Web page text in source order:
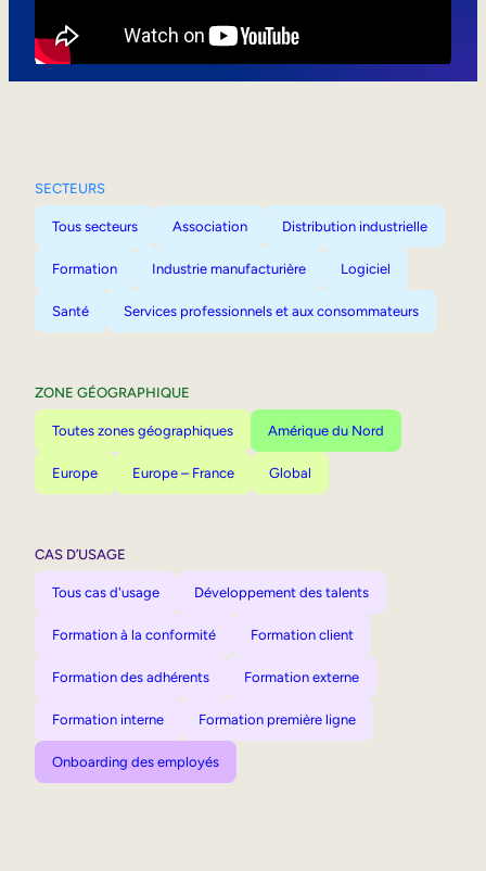
SECTEURS
Tous secteurs Association Distribution industrielle
Formation Industrie manufacturière Logiciel
Santé Services professionnels et aux consommateurs
ZONE GÉOGRAPHIQUE
Toutes zones géographiques Amérique du Nord
Europe Europe – France Global
CAS D’USAGE
Tous cas d'usage Développement des talents
Formation à la conformité Formation client
Formation des adhérents Formation externe
Formation interne Formation première ligne
Onboarding des employés